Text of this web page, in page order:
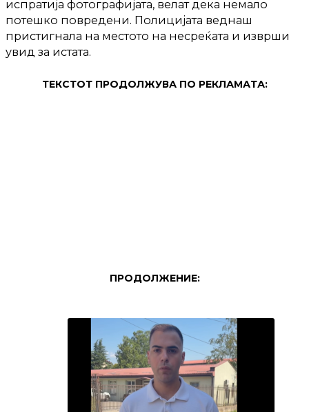
испратија фотографијата, велат дека немало
потешко повредени. Полицијата веднаш
пристигнала на местото на несреќата и изврши
увид за истата.
ТЕКСТОТ ПРОДОЛЖУВА ПО РЕКЛАМАТА:
ПРОДОЛЖЕНИЕ: